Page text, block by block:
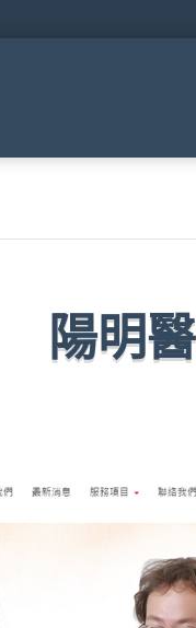
陽明